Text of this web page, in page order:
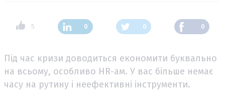
5 0 0 0
Під час кризи доводиться економити буквально
на всьому, особливо HR-ам. У вас більше немає
часу на рутину і неефективні інструменти.